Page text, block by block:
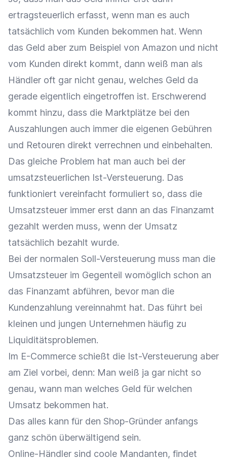
ertragsteuerlich erfasst, wenn man es auch
tatsächlich vom Kunden bekommen hat. Wenn
das Geld aber zum Beispiel von Amazon und nicht
vom Kunden direkt kommt, dann weiß man als
Händler oft gar nicht genau, welches Geld da
gerade eigentlich eingetroffen ist. Erschwerend
kommt hinzu, dass die Marktplätze bei den
Auszahlungen auch immer die eigenen Gebühren
und Retouren direkt verrechnen und einbehalten.
Das gleiche Problem hat man auch bei der
umsatzsteuerlichen Ist-Versteuerung. Das
funktioniert vereinfacht formuliert so, dass die
Umsatzsteuer immer erst dann an das Finanzamt
gezahlt werden muss, wenn der Umsatz
tatsächlich bezahlt wurde.
Bei der normalen Soll-Versteuerung muss man die
Umsatzsteuer im Gegenteil womöglich schon an
das Finanzamt abführen, bevor man die
Kundenzahlung vereinnahmt hat. Das führt bei
kleinen und jungen Unternehmen häufig zu
Liquiditätsproblemen.
Im E-Commerce schießt die Ist-Versteuerung aber
am Ziel vorbei, denn: Man weiß ja gar nicht so
genau, wann man welches Geld für welchen
Umsatz bekommen hat.
Das alles kann für den Shop-Gründer anfangs
ganz schön überwältigend sein.
Online-Händler sind coole Mandanten, findet